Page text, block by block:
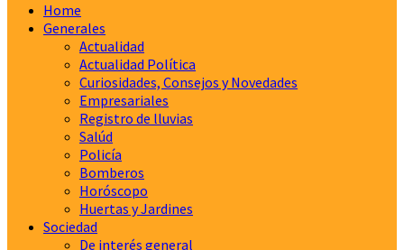
Home
Generales
Actualidad
Actualidad Política
Curiosidades, Consejos y Novedades
Empresariales
Registro de lluvias
Salúd
Policía
Bomberos
Horóscopo
Huertas y Jardines
Sociedad
De interés general